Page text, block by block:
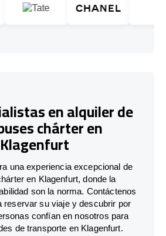
en alquiler de
chárter en
Klagenfurt
una experiencia excepcional de
en Klagenfurt, donde la
son la norma. Contáctenos
reservar su viaje y descubrir por
confían en nosotros para
de transporte en Klagenfurt.